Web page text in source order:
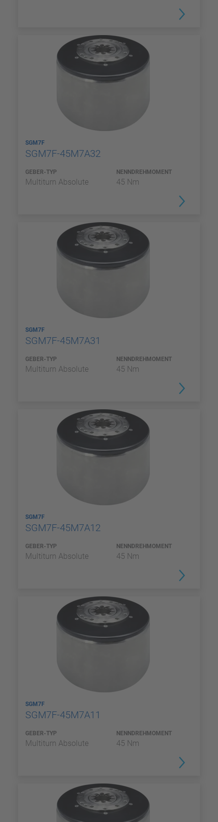
SGM7F
SGM7F-45M7A32
GEBER-TYP
Multiturn Absolute
NENNDREHMOMENT
45 Nm
SGM7F
SGM7F-45M7A31
GEBER-TYP
Multiturn Absolute
NENNDREHMOMENT
45 Nm
SGM7F
SGM7F-45M7A12
GEBER-TYP
Multiturn Absolute
NENNDREHMOMENT
45 Nm
SGM7F
SGM7F-45M7A11
GEBER-TYP
Multiturn Absolute
NENNDREHMOMENT
45 Nm